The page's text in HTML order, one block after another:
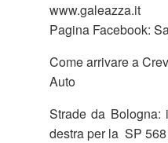
www.galeazza.it
Pagina Facebook:
Come arrivare a
Auto
Strade da
destra per la SP